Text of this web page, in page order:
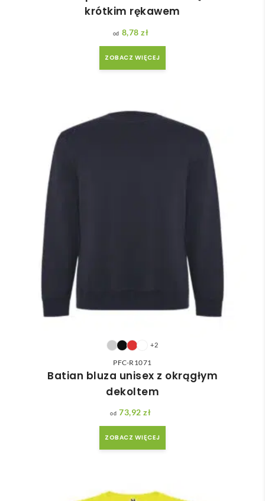
krótkim rękawem
8,78 zł
ZOBACZ WIĘCEJ
+2
PFC-R1071
Batian bluza unisex z okrągłym
dekoltem
73,92zł
ZOBACZ WIĘCEJ